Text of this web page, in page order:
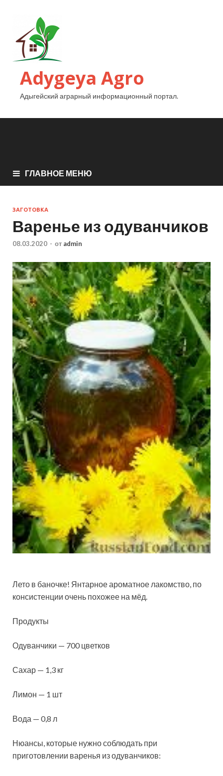
Adygeya Agro
Адыгейский аграрный информационный портал.
ГЛАВНОЕ МЕНЮ
ЗАГОТОВКА
Варенье из одуванчиков
08.03.2020 - от admin
Лето в баночке! Янтарное ароматное лакомство, по
консистенции очень похожее на мёд.
Продукты
Одуванчики — 700 цветков
Сахар — 1,3 кг
Лимон — 1 шт
Вода — 0,8 л
Нюансы, которые нужно соблюдать при
приготовлении варенья из одуванчиков: